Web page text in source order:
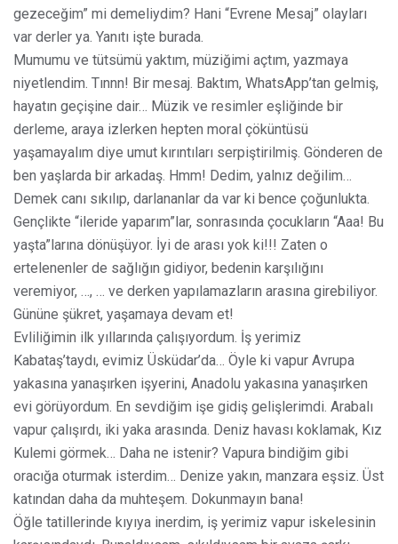
gezeceğim” mi demeliydim? Hani “Evrene Mesaj” olayları
var derler ya. Yanıtı işte burada.
Mumumu ve tütsümü yaktım, müziğimi açtım, yazmaya
niyetlendim. Tınnn! Bir mesaj. Baktım, WhatsApp’tan gelmiş,
hayatın geçişine dair… Müzik ve resimler eşliğinde bir
derleme, araya izlerken hepten moral çöküntüsü
yaşamayalım diye umut kırıntıları serpiştirilmiş. Gönderen de
ben yaşlarda bir arkadaş. Hmm! Dedim, yalnız değilim…
Demek canı sıkılıp, darlananlar da var ki bence çoğunlukta.
Gençlikte “ileride yaparım”lar, sonrasında çocukların “Aaa! Bu
yaşta”larına dönüşüyor. İyi de arası yok ki!!! Zaten o
ertelenenler de sağlığın gidiyor, bedenin karşılığını
veremiyor, …, … ve derken yapılamazların arasına girebiliyor.
Gününe şükret, yaşamaya devam et!
Evliliğimin ilk yıllarında çalışıyordum. İş yerimiz
Kabataş’taydı, evimiz Üsküdar’da… Öyle ki vapur Avrupa
yakasına yanaşırken işyerini, Anadolu yakasına yanaşırken
evi görüyordum. En sevdiğim işe gidiş gelişlerimdi. Arabalı
vapur çalışırdı, iki yaka arasında. Deniz havası koklamak, Kız
Kulemi görmek… Daha ne istenir? Vapura bindiğim gibi
oracığa oturmak isterdim… Denize yakın, manzara eşsiz. Üst
katından daha da muhteşem. Dokunmayın bana!
Öğle tatillerinde kıyıya inerdim, iş yerimiz vapur iskelesinin